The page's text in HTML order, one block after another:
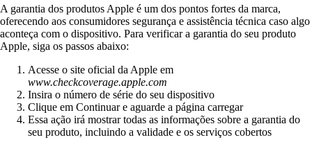
A garantia dos produtos Apple é um dos pontos fortes da marca,
oferecendo aos consumidores segurança e assistência técnica caso algo
aconteça com o dispositivo. Para verificar a garantia do seu produto
Apple, siga os passos abaixo:
Acesse o site oficial da Apple em
www.checkcoverage.apple.com
Insira o número de série do seu dispositivo
Clique em Continuar e aguarde a página carregar
Essa ação irá mostrar todas as informações sobre a garantia do
seu produto, incluindo a validade e os serviços cobertos